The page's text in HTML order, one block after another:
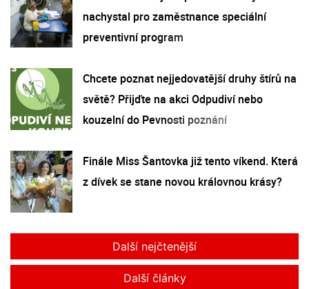
nachystal pro zaměstnance speciální
preventivní program
Chcete poznat nejjedovatější druhy štírů na
světě? Přijďte na akci Odpudiví nebo
kouzelní do Pevnosti poznání
Finále Miss Šantovka již tento víkend. Která
z dívek se stane novou královnou krásy?
Další nejčtenější
Další články